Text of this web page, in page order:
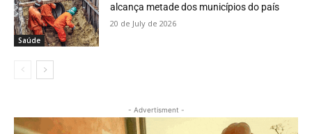
Saúde
alcança metade dos municípios do país
20 de July de 2026
- Advertisment -